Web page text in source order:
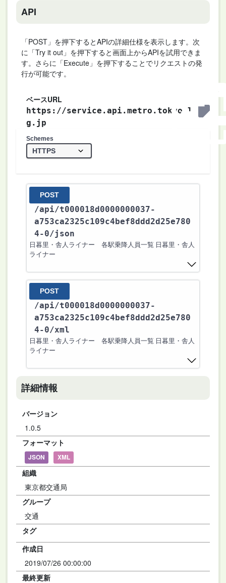
API
「POST」を押下するとAPIの詳細仕様を表示します。次
に「Try it out」を押下すると画面上からAPIを試用できま
す。さらに「Execute」を押下することでリクエストの発
行が可能です。
ベースURL
https://service.api.metro.tokyo.l
g.jp
Schemes
POST
/api/t000018d0000000037-
a753ca2325c109c4bef8ddd2d25e780
4-0/json
日暮里・舎人ライナー 各駅乗降人員一覧 日暮里・舎人
ライナー
POST
/api/t000018d0000000037-
a753ca2325c109c4bef8ddd2d25e780
4-0/xml
日暮里・舎人ライナー 各駅乗降人員一覧 日暮里・舎人
ライナー
詳細情報
バージョン
1.0.5
フォーマット
JSON XML
組織
東京都交通局
グループ
交通
タグ
作成日
2019/07/26 00:00:00
最終更新